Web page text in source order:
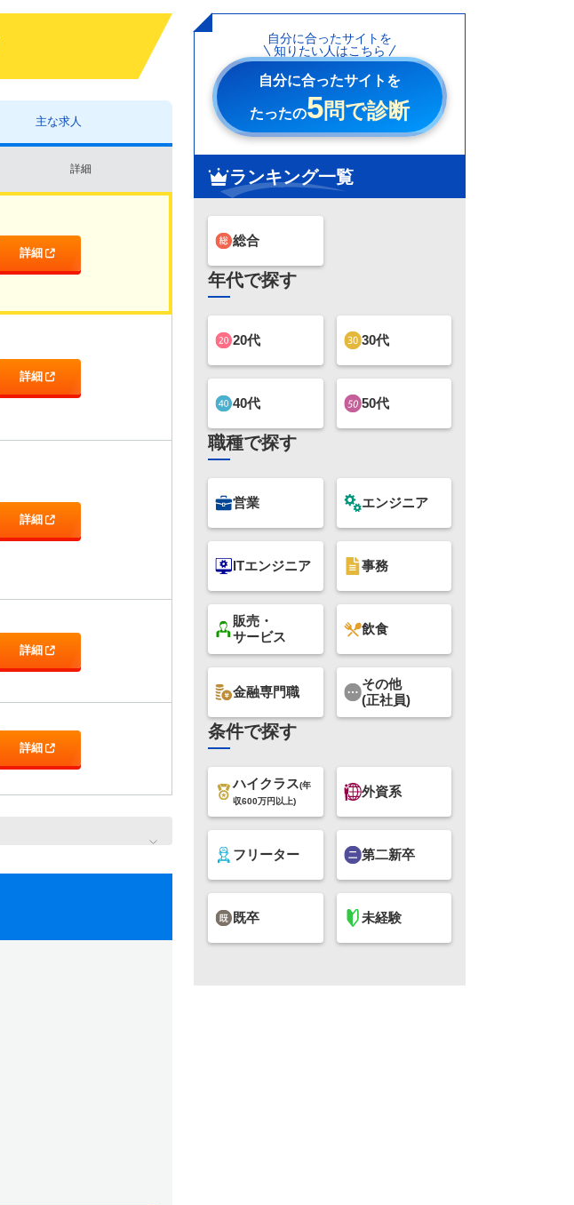
主な求人
詳細
詳細
詳細
詳細
詳細
詳細
自分に合ったサイトを
知りたい人はこちら
自分に合ったサイトを
たったの5問で診断
ランキング一覧
総合
年代で探す
20代 30代
40代 50代
職種で探す
営業 エンジニア
ITエンジニア 事務
販売・
サービス
飲食
金融専門職
その他
(正社員)
条件で探す
ハイクラス(年
収600万円以上)
外資系
フリーター 第二新卒
既卒 未経験